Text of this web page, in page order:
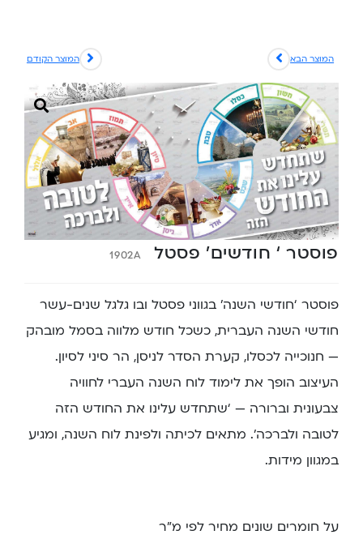
המוצר הקודם המוצר הבא
פוסטר ‘ חודשים’ פסטל 1902A
פוסטר ‘חודשי השנה’ בגווני פסטל ובו גלגל שנים-עשר
חודשי השנה העברית, כשכל חודש מלווה בסמל מובהק
— חנוכייה לכסלו, קערת הסדר לניסן, הר סיני לסיון.
העיצוב הופך את לימוד לוח השנה העברי לחוויה
צבעונית וברורה — ‘שתחדש עלינו את החודש הזה
לטובה ולברכה’. מתאים לכיתה ולפינת לוח השנה, ומגיע
במגוון מידות.
על חומרים שונים מחיר לפי מ”ר